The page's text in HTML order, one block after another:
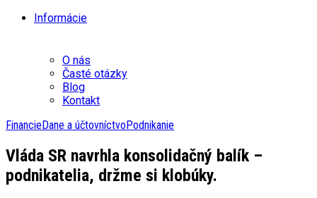
Informácie
O nás
Časté otázky
Blog
Kontakt
FinancieDane a účtovníctvoPodnikanie
Vláda SR navrhla konsolidačný balík –
podnikatelia, držme si klobúky.